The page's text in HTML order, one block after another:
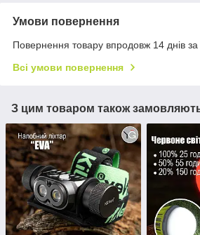
Умови повернення
Повернення товару впродовж 14 днів
Всі умови повернення
З цим товаром також